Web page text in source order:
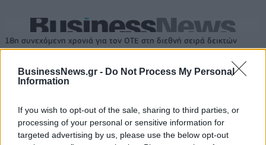
BusinessNews.gr - Do Not Process My Personal
Information
If you wish to opt-out of the sale, sharing to third parties, or
processing of your personal or sensitive information for
targeted advertising by us, please use the below opt-out
18η συνεχόμενη χρονιά για τον ΟΤΕ στη διεθνή σειρά δεικτών
FTSE4Good
πύλες του σε όλους